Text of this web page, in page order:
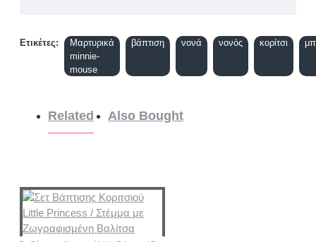
Ετικέτες:
Μαρτυρικά
minnie-
mouse
βάπτιση νονά νονός κορίτσι
Related Also Bought